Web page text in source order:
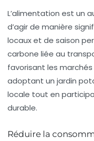
L’alimentation est un
d’agir de manière
locauxet de saison
carbone liée au
favorisant les
adoptant un jardin
locale tout en
durable.
Réduire la